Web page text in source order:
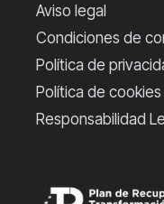
Aviso legal
Condiciones de
Política de
Política de cookies
Responsabilidad